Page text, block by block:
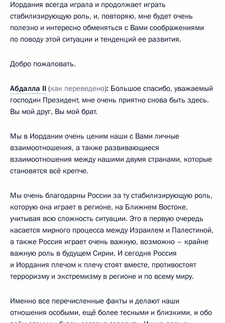
Иордания всегда играла и продолжает играть
стабилизирующую роль, и, повторяю, мне будет очень
полезно и интересно обменяться с Вами соображениями
по поводу этой ситуации и тенденций ее развития.
Добро пожаловать.
Абдалла II (как переведено): Большое спасибо, уважаемый
господин Президент, мне очень приятно снова быть здесь.
Вы мой друг, Вы мой брат.
Мы в Иордании очень ценим наши с Вами личные
взаимоотношения, а также развивающиеся
взаимоотношения между нашими двумя странами, которые
становятся всё крепче.
Мы очень благодарны России за ту стабилизирующую роль,
которую она играет в регионе, на Ближнем Востоке,
учитывая всю сложность ситуации. Это в первую очередь
касается мирного процесса между Израилем и Палестиной,
а также Россия играет очень важную, возможно – крайне
важную роль в будущем Сирии. И сегодня Россия
и Иордания плечом к плечу стоят вместе, противостоят
терроризму и экстремизму в регионе и по всему миру.
Именно все перечисленные факты и делают наши
отношения особыми, ещё более тесными и близкими, и обо